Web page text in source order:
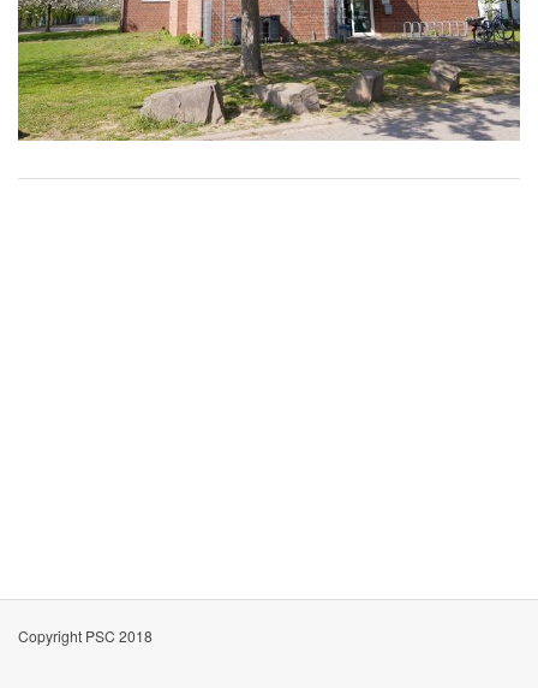
Copyright PSC 2018